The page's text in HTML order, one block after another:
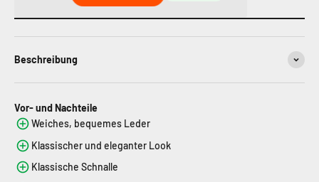
Beschreibung
Vor- und Nachteile
Weiches, bequemes Leder
Klassischer und eleganter Look
Klassische Schnalle